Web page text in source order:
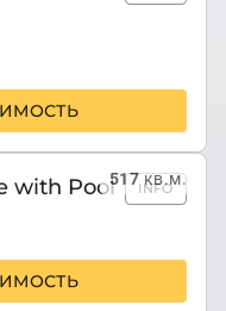
517кв.м.
with Pool INFO